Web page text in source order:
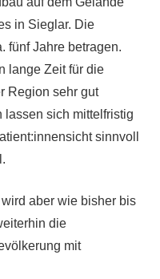
in Sieglar. Die
fünf Jahre betragen.
lange Zeit für die
Region sehr gut
lassen sich mittelfristig
sinnvoll
aber wie bisher bis
die
mit